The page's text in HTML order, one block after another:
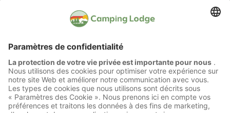
Réseaux sociaux